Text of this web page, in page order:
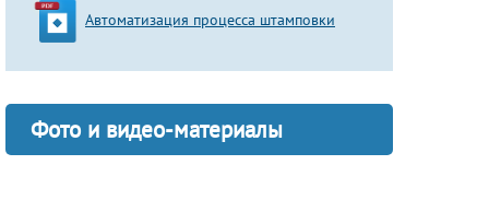
Автоматизация процесса штамповки
Фото и видео-материалы